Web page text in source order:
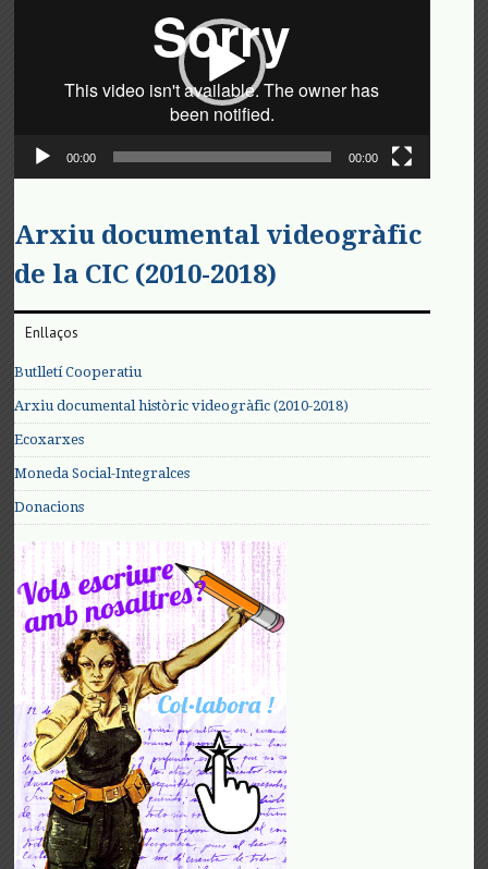
00:00 00:00
Arxiu documental videogràfic
de la CIC (2010-2018)
Enllaços
Butlletí Cooperatiu
Arxiu documental històric videogràfic (2010-2018)
Ecoxarxes
Moneda Social-Integralces
Donacions